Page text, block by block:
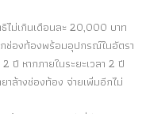
ไม่เกินเดือนละ 20,000 บาท
กช่องท้องพร้อมอุปกรณ์ในอัตรา
ปี หากภายในระยะเวลา 2 ปี
าล้างช่องท้อง จ่ายเพิ่มอีกไม่